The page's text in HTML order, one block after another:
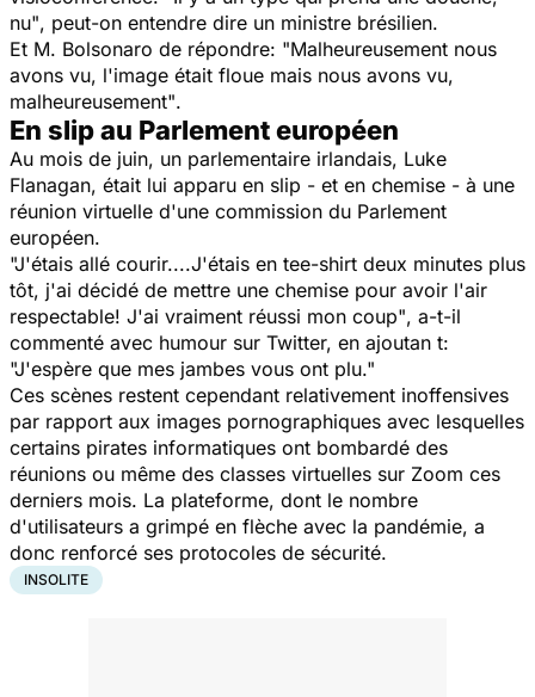
nu", peut-on entendre dire un ministre brésilien.
Et M. Bolsonaro de répondre: "Malheureusement nous
avons vu, l'image était floue mais nous avons vu,
malheureusement".
En slip au Parlement européen
Au mois de juin, un parlementaire irlandais, Luke
Flanagan, était lui apparu en slip - et en chemise - à une
réunion virtuelle d'une commission du Parlement
européen.
"J'étais allé courir....J'étais en tee-shirt deux minutes plus
tôt, j'ai décidé de mettre une chemise pour avoir l'air
respectable! J'ai vraiment réussi mon coup", a-t-il
commenté avec humour sur Twitter, en ajoutan t:
"J'espère que mes jambes vous ont plu."
Ces scènes restent cependant relativement inoffensives
par rapport aux images pornographiques avec lesquelles
certains pirates informatiques ont bombardé des
réunions ou même des classes virtuelles sur Zoom ces
derniers mois. La plateforme, dont le nombre
d'utilisateurs a grimpé en flèche avec la pandémie, a
donc renforcé ses protocoles de sécurité.
INSOLITE